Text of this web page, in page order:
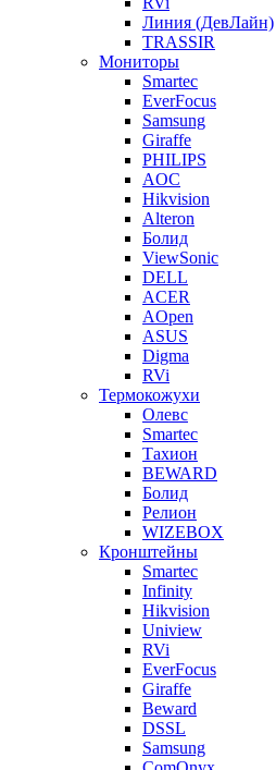
Линия (ДевЛайн)
TRASSIR
Мониторы
Smartec
EverFocus
Samsung
Giraffe
PHILIPS
AOC
Hikvision
Alteron
Болид
ViewSonic
DELL
ACER
AOpen
ASUS
Digma
RVi
Термокожухи
Олевс
Smartec
Тахион
BEWARD
Болид
Релион
WIZEBOX
Кронштейны
Smartec
Infinity
Hikvision
Uniview
RVi
EverFocus
Giraffe
Beward
DSSL
Samsung